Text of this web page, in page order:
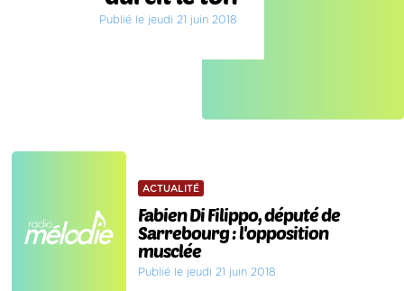
Publié le jeudi 21 juin 2018
ACTUALITÉ
Fabien Di Filippo, député de
Sarrebourg : l'opposition
musclée
Publié le jeudi 21 juin 2018